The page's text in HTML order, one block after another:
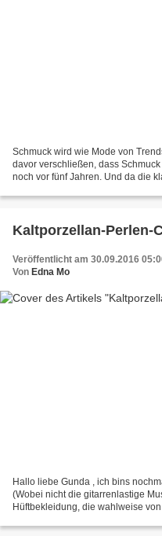
Schmuck wird wie Mode von
davor verschließen, dass
noch vor fünf Jahren. Und da die
Kaltporzellan-Perlen-
Veröffentlicht am 30.09.2016
Von Edna Mo
Hallo liebe Gunda , ich bins
(Wobei nicht die gitarrenlastige
Hüftbekleidung, die wahlweise